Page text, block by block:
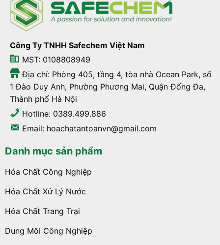
Công Ty TNHH Safechem Việt Nam
MST: 0108808949
Địa chỉ: Phòng 405, tầng 4, tòa nhà Ocean Park, số
1 Đào Duy Anh, Phường Phương Mai, Quận Đống Đa,
Thành phố Hà Nội
Hotline: 0389.499.886
Email: hoachatantoanvn@gmail.com
Danh mục sản phẩm
Hóa Chất Công Nghiệp
Hóa Chất Xử Lý Nước
Hóa Chất Trang Trại
Dung Môi Công Nghiệp